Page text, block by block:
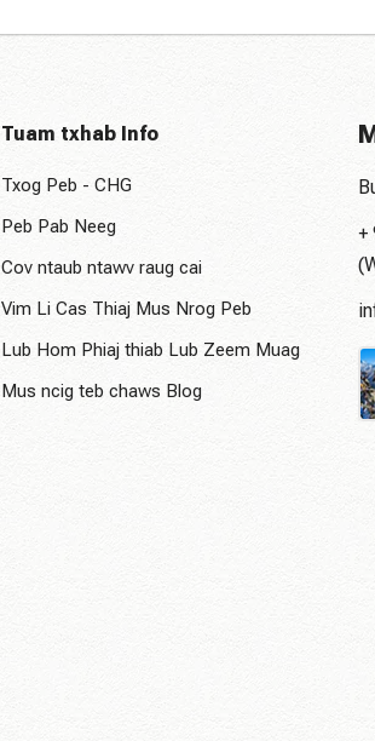
Tuam txhab Info
Txog Peb - CHG
Peb Pab Neeg
Cov ntaub ntawv raug cai
Vim Li Cas Thiaj Mus Nrog Peb
Lub Hom Phiaj thiab Lub Zeem Muag
Mus ncig teb chaws Blog
+